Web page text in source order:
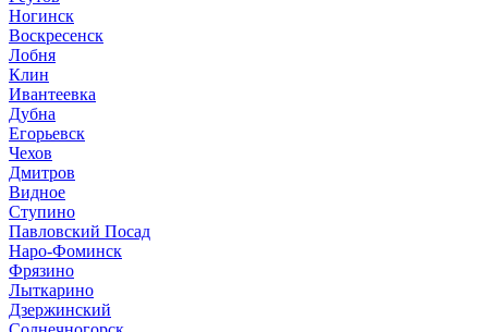
Ногинск
Воскресенск
Лобня
Клин
Ивантеевка
Дубна
Егорьевск
Чехов
Дмитров
Видное
Ступино
Павловский Посад
Наро-Фоминск
Фрязино
Лыткарино
Дзержинский